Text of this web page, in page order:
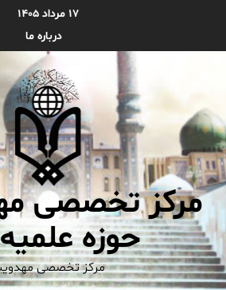
۱۷ مرداد ۱۴۰۵
درباره ما
مرکز تخصصی
حوزه
مرکز تخصصی